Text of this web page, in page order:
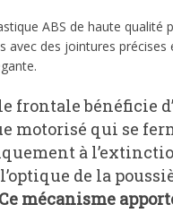
ABS de haute qualité
avec des jointures précises
frontale bénéficie
motorisé qui se
à
de la
Ce mécanisme